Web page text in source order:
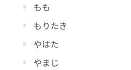
もも
もりたき
やはた
やまじ